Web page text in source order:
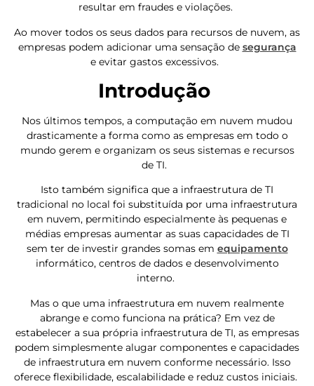
resultar em fraudes e violações.
Ao mover todos os seus dados para recursos de nuvem, as
empresas podem adicionar uma sensação de segurança
e evitar gastos excessivos.
Introdução
Nos últimos tempos, a computação em nuvem mudou
drasticamente a forma como as empresas em todo o
mundo gerem e organizam os seus sistemas e recursos
de TI.
Isto também significa que a infraestrutura de TI
tradicional no local foi substituída por uma infraestrutura
em nuvem, permitindo especialmente às pequenas e
médias empresas aumentar as suas capacidades de TI
sem ter de investir grandes somas em equipamento
informático, centros de dados e desenvolvimento
interno.
Mas o que uma infraestrutura em nuvem realmente
abrange e como funciona na prática? Em vez de
estabelecer a sua própria infraestrutura de TI, as empresas
podem simplesmente alugar componentes e capacidades
de infraestrutura em nuvem conforme necessário. Isso
oferece flexibilidade, escalabilidade e reduz custos iniciais.